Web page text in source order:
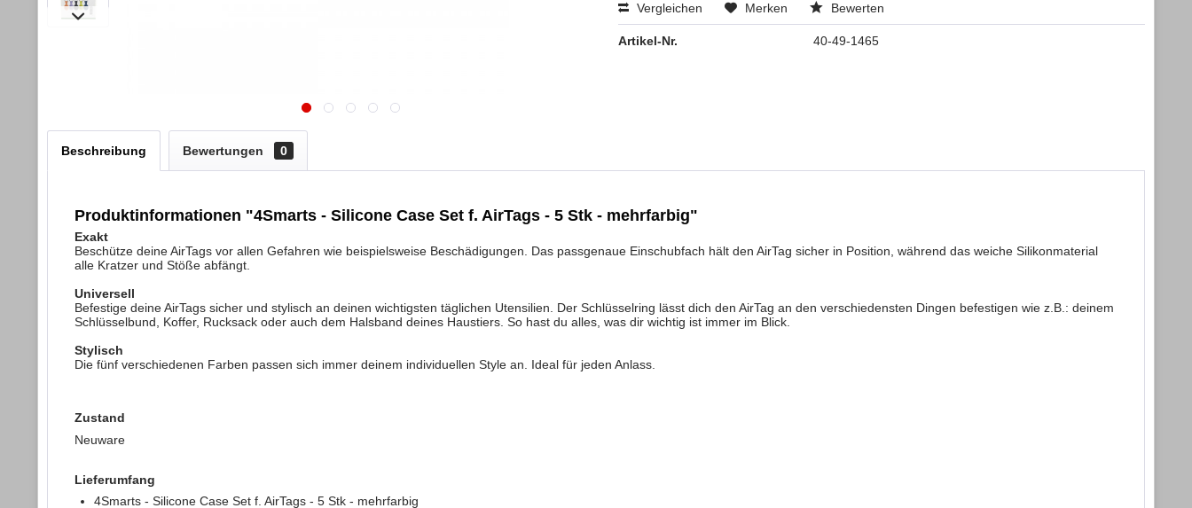
Vergleichen Merken Bewerten
Artikel-Nr. 40-49-1465
Beschreibung Bewertungen 0
Produktinformationen "4Smarts - Silicone Case Set f. AirTags - 5 Stk - mehrfarbig"
Exakt
Beschütze deine AirTags vor allen Gefahren wie beispielsweise Beschädigungen. Das passgenaue Einschubfach hält den AirTag sicher in Position, während das weiche Silikonmaterial
alle Kratzer und Stöße abfängt.
Universell
Befestige deine AirTags sicher und stylisch an deinen wichtigsten täglichen Utensilien. Der Schlüsselring lässt dich den AirTag an den verschiedensten Dingen befestigen wie z.B.: deinem
Schlüsselbund, Koffer, Rucksack oder auch dem Halsband deines Haustiers. So hast du alles, was dir wichtig ist immer im Blick.
Stylisch
Die fünf verschiedenen Farben passen sich immer deinem individuellen Style an. Ideal für jeden Anlass.
Zustand
Neuware
Lieferumfang
4Smarts - Silicone Case Set f. AirTags - 5 Stk - mehrfarbig